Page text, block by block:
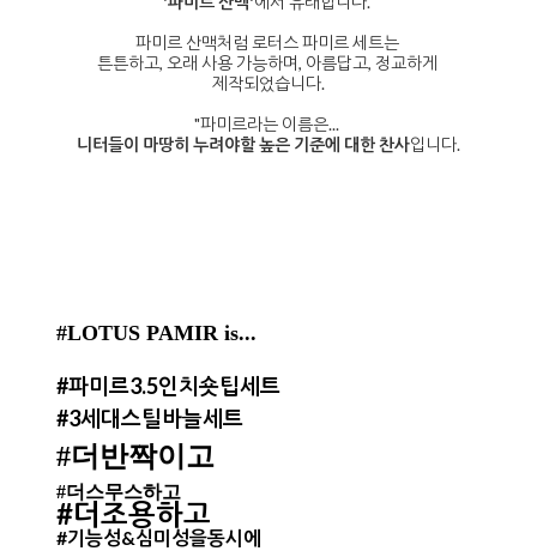
파미르 산맥처럼 로터스 파미르 세트는
튼튼하고, 오래 사용 가능하며, 아름답고, 정교하게
제작되었습니다.
"파미르라는 이름은...
니터들이 마땅히 누려야할 높은 기준에 대한 찬사입니다.
#LOTUS PAMIR is...
#파미르3.5인치숏팁세트
#3세대스틸바늘세트
#더반짝이고
#더스무스하고
#더조용하고
#기능성&심미성을동시에